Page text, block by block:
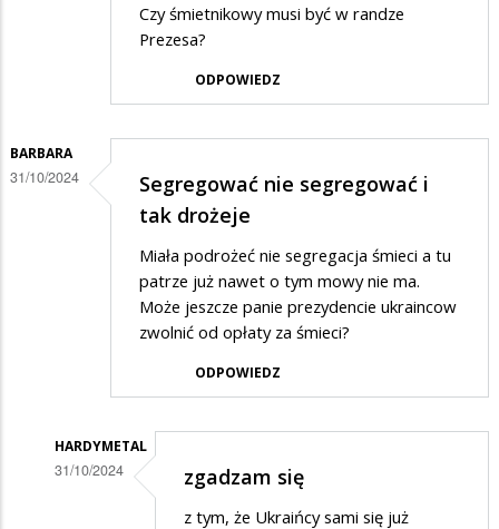
Czy śmietnikowy musi być w randze
Prezesa?
ODPOWIEDZ
BARBARA
31/10/2024
Segregować nie segregować i
tak drożeje
Miała podrożeć nie segregacja śmieci a tu
patrze już nawet o tym mowy nie ma.
Może jeszcze panie prezydencie ukraincow
zwolnić od opłaty za śmieci?
ODPOWIEDZ
HARDYMETAL
31/10/2024 zgadzam się
z tym, że Ukraińcy sami się już